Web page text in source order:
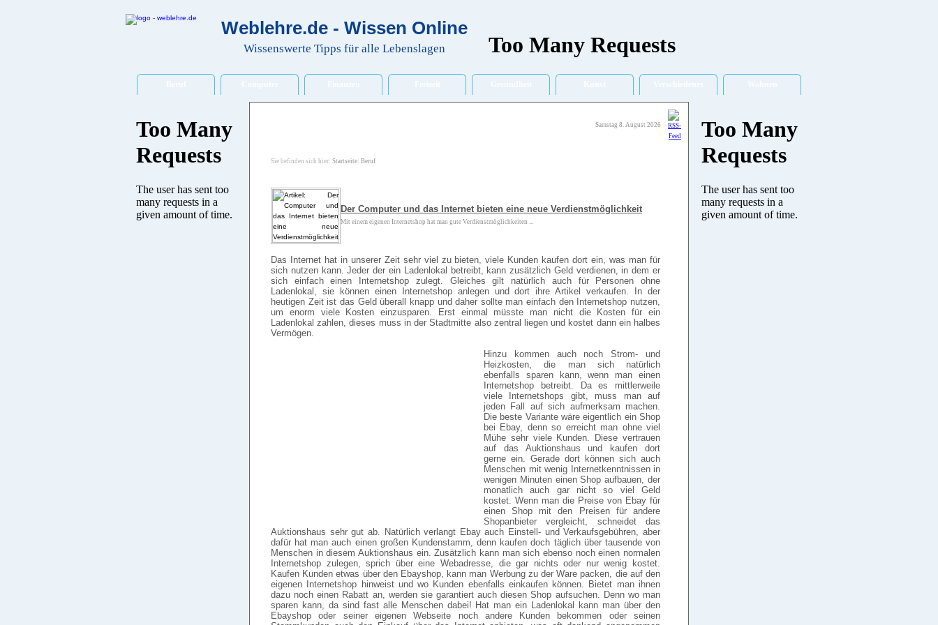
Weblehre.de - Wissen Online
Wissenswerte Tipps für alle Lebenslagen
Samstag 8. August 2026
Sie befinden sich hier: Startseite: Beruf
Der Computer und das Internet bieten eine neue Verdienstmöglichkeit
Mit einem eigenen Internetshop hat man gute Verdienstmöglichkeiten ...
Das Internet hat in unserer Zeit sehr viel zu bieten, viele Kunden kaufen dort ein, was man für
sich nutzen kann. Jeder der ein Ladenlokal betreibt, kann zusätzlich Geld verdienen, in dem er
sich einfach einen Internetshop zulegt. Gleiches gilt natürlich auch für Personen ohne
Ladenlokal, sie können einen Internetshop anlegen und dort ihre Artikel verkaufen. In der
heutigen Zeit ist das Geld überall knapp und daher sollte man einfach den Internetshop nutzen,
um enorm viele Kosten einzusparen. Erst einmal müsste man nicht die Kosten für ein
Ladenlokal zahlen, dieses muss in der Stadtmitte also zentral liegen und kostet dann ein halbes
Vermögen.
Hinzu kommen auch noch Strom- und
Heizkosten, die man sich natürlich
ebenfalls sparen kann, wenn man einen
Internetshop betreibt. Da es mittlerweile
viele Internetshops gibt, muss man auf
jeden Fall auf sich aufmerksam machen.
Die beste Variante wäre eigentlich ein Shop
bei Ebay, denn so erreicht man ohne viel
Mühe sehr viele Kunden. Diese vertrauen
auf das Auktionshaus und kaufen dort
gerne ein. Gerade dort können sich auch
Menschen mit wenig Internetkenntnissen in
wenigen Minuten einen Shop aufbauen, der
monatlich auch gar nicht so viel Geld
kostet. Wenn man die Preise von Ebay für
einen Shop mit den Preisen für andere
Shopanbieter vergleicht, schneidet das
Auktionshaus sehr gut ab. Natürlich verlangt Ebay auch Einstell- und Verkaufsgebühren, aber
dafür hat man auch einen großen Kundenstamm, denn kaufen doch täglich über tausende von
Menschen in diesem Auktionshaus ein. Zusätzlich kann man sich ebenso noch einen normalen
Internetshop zulegen, sprich über eine Webadresse, die gar nichts oder nur wenig kostet.
Kaufen Kunden etwas über den Ebayshop, kann man Werbung zu der Ware packen, die auf den
eigenen Internetshop hinweist und wo Kunden ebenfalls einkaufen können. Bietet man ihnen
dazu noch einen Rabatt an, werden sie garantiert auch diesen Shop aufsuchen. Denn wo man
sparen kann, da sind fast alle Menschen dabei! Hat man ein Ladenlokal kann man über den
Ebayshop oder seiner eigenen Webseite noch andere Kunden bekommen oder seinen